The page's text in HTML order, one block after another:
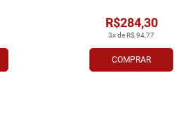
COMPRAR
3x de R$ 94,77
R$284,30